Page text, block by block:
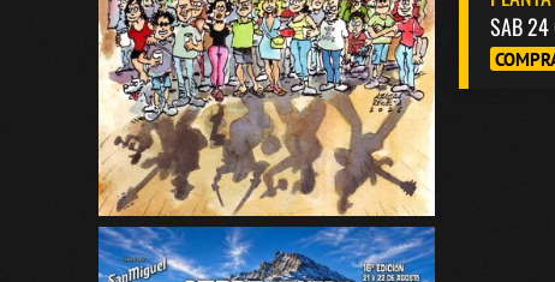
SAB 24